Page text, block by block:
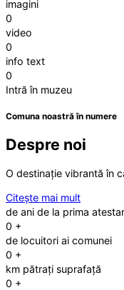
imagini
0
video
0
info text
0
Intră în muzeu
Comuna noastră în numere
Despre noi
O destinație vibrantă în
Citește mai mult
de ani de la prima
0 +
de locuitori ai comunei
0 +
km pătrați suprafață
0 +